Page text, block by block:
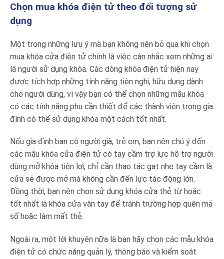
Chọn mua khóa điện tử theo đối tượng sử
dụng
Một trong những lưu ý mà bạn không nên bỏ qua khi chọn
mua khóa cửa điện tử chính là việc cân nhắc xem những ai
là người sử dụng khóa. Các dòng khóa điện tử hiện nay
được tích hợp những tính năng tiện nghi, hữu dụng dành
cho người dùng, vì vậy bạn có thể chọn những mẫu khóa
có các tính năng phụ cần thiết để các thành viên trong gia
đình có thể sử dụng khóa một cách tốt nhất.
Nếu gia đình bạn có người già, trẻ em, bạn nên chú ý đến
các mẫu khóa cửa điện tử có tay cầm trợ lực hỗ trợ người
dùng mở khóa tiện lợi, chỉ cần thao tác gạt nhẹ tay cầm là
cửa sẽ được mở mà không cần đến lực tác động lớn.
Đồng thời, bạn nên chọn sử dụng khóa cửa thẻ từ hoặc
tốt nhất là khóa cửa vân tay để tránh trường hợp quên mã
số hoặc làm mất thẻ.
Ngoài ra, một lời khuyên nữa là bạn hãy chọn các mẫu khóa
điện tử có chức năng quản lý, thông báo và kiểm soát